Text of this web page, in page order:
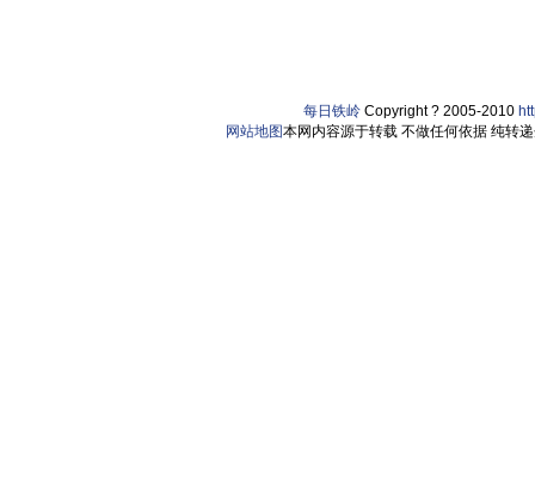
每日铁岭 Copyright ? 2005-2010
网站地图本网内容源于转载 不做任何依据 纯转